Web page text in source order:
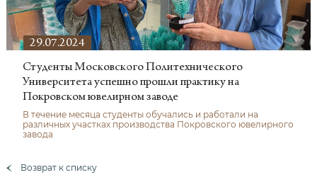
29.07.2024
Студенты Московского Политехнического
Университета успешно прошли практику на
Покровском ювелирном заводе
В течение месяца студенты обучались и работали на
различных участках производства Покровского ювелирного
завода
Возврат к списку